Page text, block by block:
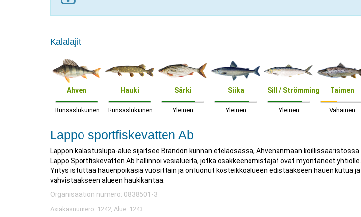
Kalalajit
Ahven
Runsaslukuinen
Hauki
Runsaslukuinen
Särki
Yleinen
Siika
Yleinen
Sill / Strömming
Yleinen
Taimen
Vähäinen
Lappo sportfiskevatten Ab
Lappon kalastuslupa-alue sijaitsee Brändön kunnan eteläosassa, Ahvenanmaan koillissaaristossa.
Lappo Sportfiskevatten Ab hallinnoi vesialueita, jotka osakkeenomistajat ovat myöntäneet yhtiölle.
Yritys istuttaa hauenpoikasia vuosittain ja on luonut kosteikkoalueen edistääkseen hauen kutua ja
vahvistaakseen alueen haukikantaa.
Organisaation numero: 0838501-3
Asiakasnumero: 1242, Alue: 1243.